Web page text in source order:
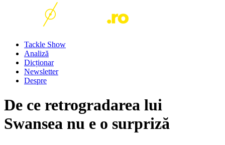
Tackle Show
Analiză
Dicționar
Newsletter
Despre
De ce retrogradarea lui
Swansea nu e o surpriză